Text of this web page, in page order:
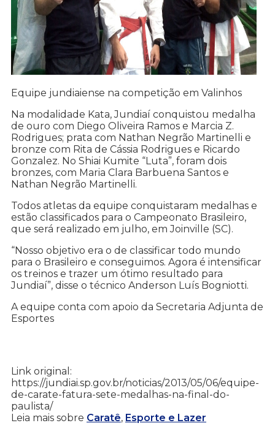
Equipe jundiaiense na competição em Valinhos
Na modalidade Kata, Jundiaí conquistou medalha
de ouro com Diego Oliveira Ramos e Marcia Z.
Rodrigues; prata com Nathan Negrão Martinelli e
bronze com Rita de Cássia Rodrigues e Ricardo
Gonzalez. No Shiai Kumite “Luta”, foram dois
bronzes, com Maria Clara Barbuena Santos e
Nathan Negrão Martinelli.
Todos atletas da equipe conquistaram medalhas e
estão classificados para o Campeonato Brasileiro,
que será realizado em julho, em Joinville (SC).
“Nosso objetivo era o de classificar todo mundo
para o Brasileiro e conseguimos. Agora é intensificar
os treinos e trazer um ótimo resultado para
Jundiaí”, disse o técnico Anderson Luís Bogniotti.
A equipe conta com apoio da Secretaria Adjunta de
Esportes
Link original:
https://jundiai.sp.gov.br/noticias/2013/05/06/equipe-
de-carate-fatura-sete-medalhas-na-final-do-
paulista/
Leia mais sobre Caratê, Esporte e Lazer